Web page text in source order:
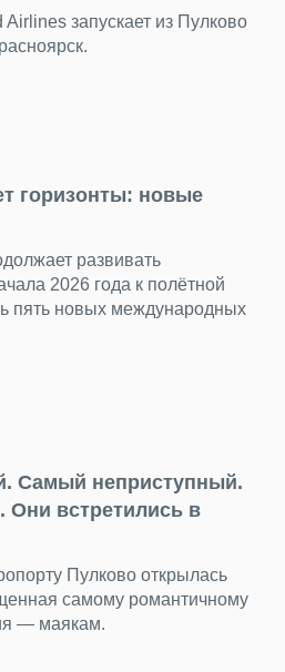
мы получили от вас десятки
кадр показал аэропорт с
— самый
миф о столице Турции
и другие курортные
богини, бензопилу и еще
оставили в терминале